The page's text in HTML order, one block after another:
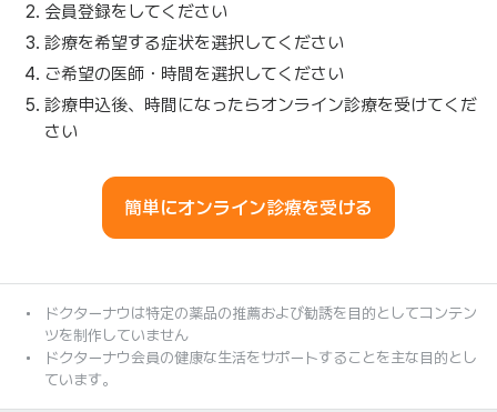
会員登録をしてください
診療を希望する症状を選択してください
ご希望の医師・時間を選択してください
診療申込後、時間になったらオンライン診療を受けてくだ
さい
簡単にオンライン診療を受ける
ドクターナウは特定の薬品の推薦および勧誘を目的としてコンテン
ツを制作していません
ドクターナウ会員の健康な生活をサポートすることを主な目的とし
ています。